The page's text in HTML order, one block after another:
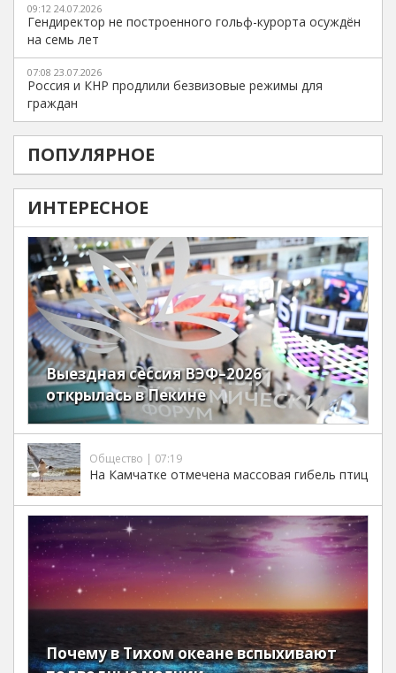
09:12 24.07.2026
Гендиректор не построенного гольф-курорта осуждён
на семь лет
07:08 23.07.2026
Россия и КНР продлили безвизовые режимы для
граждан
ПОПУЛЯРНОЕ
ИНТЕРЕСНОЕ
Выездная сессия ВЭФ–2026
открылась в Пекине
Общество | 07:19
На Камчатке отмечена массовая гибель птиц
Почему в Тихом океане вспыхивают